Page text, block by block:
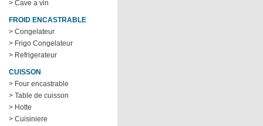
> Cave a vin
FROID ENCASTRABLE
> Congelateur
> Frigo Congelateur
> Refrigerateur
CUISSON
> Four encastrable
> Table de cuisson
> Hotte
> Cuisiniere